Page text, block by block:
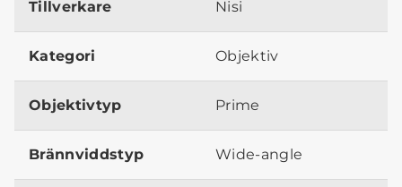
Tillverkare Nisi
Kategori Objektiv
Objektivtyp Prime
Brännviddstyp Wide-angle